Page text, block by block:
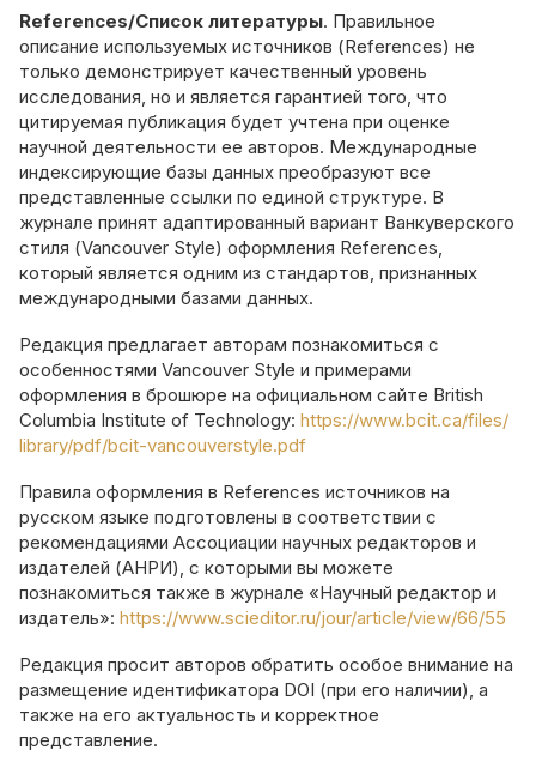
References/Список литературы. Правильное
описание используемых источников (References) не
только демонстрирует качественный уровень
исследования, но и является гарантией того, что
цитируемая публикация будет учтена при оценке
научной деятельности ее авторов. Международные
индексирующие базы данных преобразуют все
представленные ссылки по единой структуре. В
журнале принят адаптированный вариант Ванкуверского
стиля (Vancouver Style) оформления References,
который является одним из стандартов, признанных
международными базами данных.
Редакция предлагает авторам познакомиться с
особенностями Vancouver Style и примерами
оформления в брошюре на официальном сайте British
Columbia Institute of Technology: https://www.bcit.ca/files/
library/pdf/bcit-vancouverstyle.pdf
Правила оформления в References источников на
русском языке подготовлены в соответствии с
рекомендациями Ассоциации научных редакторов и
издателей (АНРИ), с которыми вы можете
познакомиться также в журнале «Научный редактор и
издатель»: https://www.scieditor.ru/jour/article/view/66/55
Редакция просит авторов обратить особое внимание на
размещение идентификатора DOI (при его наличии), а
также на его актуальность и корректное
представление.